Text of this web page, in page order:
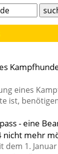
eines
ist,
- eine
nicht mehr
dem 1.